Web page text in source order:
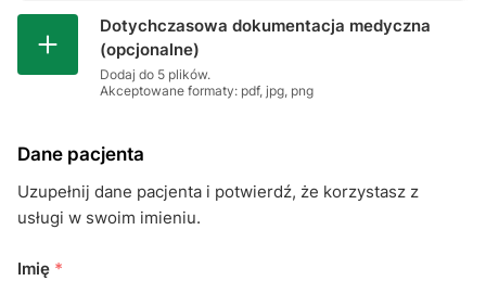
Dotychczasowa dokumentacja medyczna
(opcjonalne)
Dodaj do 5 plików.
Akceptowane formaty: pdf, jpg, png
Dane pacjenta
Uzupełnij dane pacjenta i potwierdź, że korzystasz z
usługi w swoim imieniu.
Imię *